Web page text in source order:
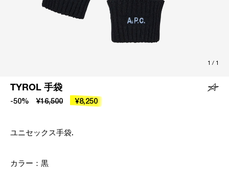
1 / 1
TYROL 手袋
-50% ¥16,500 ¥8,250
ユニセックス手袋.
カラー： 黒